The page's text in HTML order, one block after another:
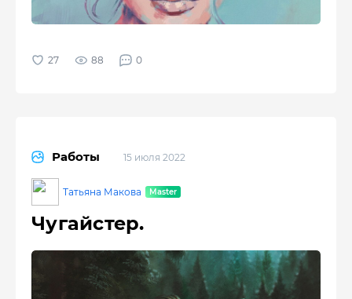
88 0
Работы 15 июля 2022
Татьяна Макова
Чугайстер.